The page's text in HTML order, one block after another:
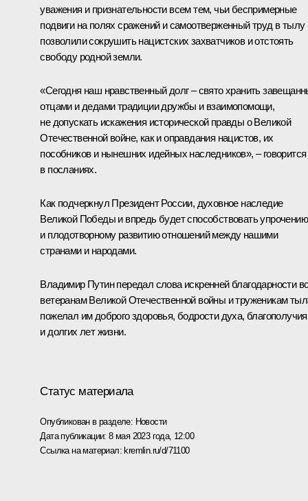
уважения и признательности всем тем, чьи беспримерные
подвиги на полях сражений и самоотверженный труд в тылу
позволили сокрушить нацистских захватчиков и отстоять
свободу родной земли.
«Сегодня наш нравственный долг – свято хранить
отцами и дедами традиции дружбы и взаимопомощи,
не допускать искажения исторической правды о Великой
Отечественной войне, как и оправдания нацистов, их
пособников и нынешних идейных наследников», – говорится
в посланиях.
Как подчеркнул Президент России, духовное наследие
Великой Победы и впредь будет способствовать упрочению
и плодотворному развитию отношений между нашими
странами и народами.
Владимир Путин передал слова искренней благодарности
ветеранам Великой Отечественной войны и труженикам
пожелал им доброго здоровья, бодрости духа, благополучия
и долгих лет жизни.
Статус материала
Опубликован в разделе: Новости
Дата публикации:8 мая 2023 года, 12:00
Ссылка на материал: kremlin.ru/d/71100